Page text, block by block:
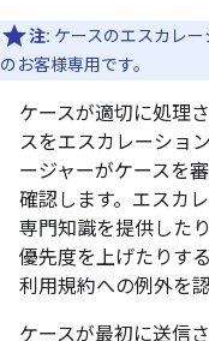
注: ケースのエスカレー
のお客様専用です。
ケースが適切に処理
スをエスカレーショ
ージャーがケースを
確認します。エスカ
専門知識を提供した
優先度を上げたりす
利用規約への例外を
ケースが最初に送信